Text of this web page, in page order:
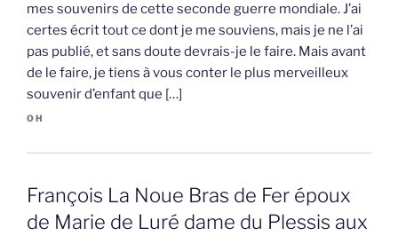
mes souvenirs de cette seconde guerre mondiale. J’ai
certes écrit tout ce dont je me souviens, mais je ne l’ai
pas publié, et sans doute devrais-je le faire. Mais avant
de le faire, je tiens à vous conter le plus merveilleux
souvenir d’enfant que […]
OH
François La Noue Bras de Fer époux
de Marie de Luré dame du Plessis aux